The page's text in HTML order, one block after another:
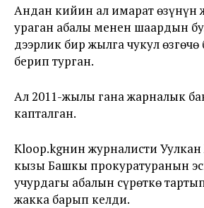
Андан кийин ал имарат
ураган абалы менен шаардын
дээрлик бир жылга чукул
берип турган.
Ал 2011-жылы гана жарналык
капталган.
Kloop.kgнин журналисти
кызы Башкы прокуратуранын
учурдагы абалын сүрөткө
жакка барып келди.